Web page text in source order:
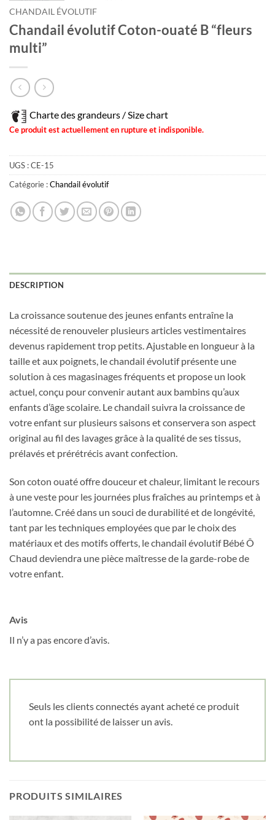
CHANDAIL ÉVOLUTIF
Chandail évolutif Coton-ouaté B “fleurs
multi”
Charte des grandeurs / Size chart
Ce produit est actuellement en rupture et indisponible.
UGS :CE-15
Catégorie :Chandail évolutif
DESCRIPTION
La croissance soutenue des jeunes enfants entraîne la
nécessité de renouveler plusieurs articles vestimentaires
devenus rapidement trop petits. Ajustable en longueur à la
taille et aux poignets, le chandail évolutif présente une
solution à ces magasinages fréquents et propose un look
actuel, conçu pour convenir autant aux bambins qu’aux
enfants d’âge scolaire. Le chandail suivra la croissance de
votre enfant sur plusieurs saisons et conservera son aspect
original au fil des lavages grâce à la qualité de ses tissus,
prélavés et prérétrécis avant confection.
Son coton ouaté offre douceur et chaleur, limitant le recours
à une veste pour les journées plus fraîches au printemps et à
l’automne. Créé dans un souci de durabilité et de longévité,
tant par les techniques employées que par le choix des
matériaux et des motifs offerts, le chandail évolutif Bébé Ô
Chaud deviendra une pièce maîtresse de la garde-robe de
votre enfant.
Avis
Il n’y a pas encore d’avis.
Seuls les clients connectés ayant acheté ce produit
ont la possibilité de laisser un avis.
PRODUITS SIMILAIRES